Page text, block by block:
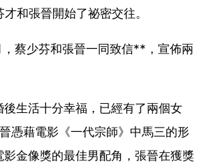
和張晉開始了祕密交往。
蔡少芬和張晉一同致信**，宣佈兩
生活十分幸福，已經有了兩個女
憑藉電影《一代宗師》中馬三的形
金像獎的最佳男配角，張晉在獲獎